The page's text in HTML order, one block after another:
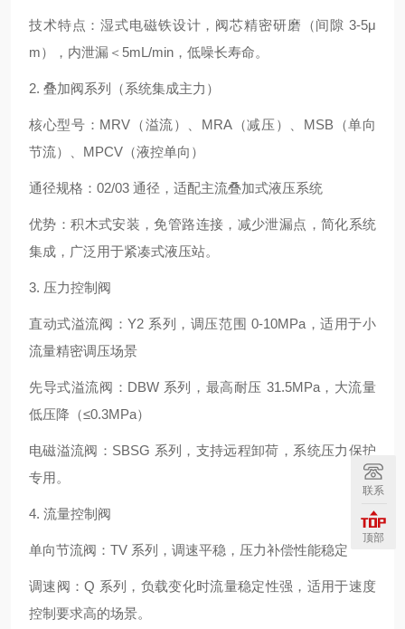
技术特点：湿式电磁铁设计，阀芯精密研磨（间隙 3-5μ
m），内泄漏＜5mL/min，低噪长寿命。
2. 叠加阀系列（系统集成主力）
核心型号：MRV（溢流）、MRA（减压）、MSB（单向
节流）、MPCV（液控单向）
通径规格：02/03 通径，适配主流叠加式液压系统
优势：积木式安装，免管路连接，减少泄漏点，简化系统
集成，广泛用于紧凑式液压站。
3. 压力控制阀
直动式溢流阀：Y2 系列，调压范围 0-10MPa，适用于小
流量精密调压场景
先导式溢流阀：DBW 系列，最高耐压 31.5MPa，大流量
低压降（≤0.3MPa）
电磁溢流阀：SBSG 系列，支持远程卸荷，系统压力保护
专用。
4. 流量控制阀
单向节流阀：TV 系列，调速平稳，压力补偿性能稳定
调速阀：Q 系列，负载变化时流量稳定性强，适用于速度
控制要求高的场景。
联系
顶部